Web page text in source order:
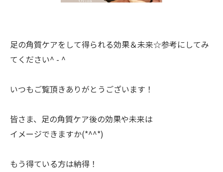
足の角質ケアをして得られる効果＆未来☆参考にしてみ
てください^ - ^
いつもご覧頂きありがとうございます！
皆さま、足の角質ケア後の効果や未来は
イメージできますか(*^^*)
もう得ている方は納得！